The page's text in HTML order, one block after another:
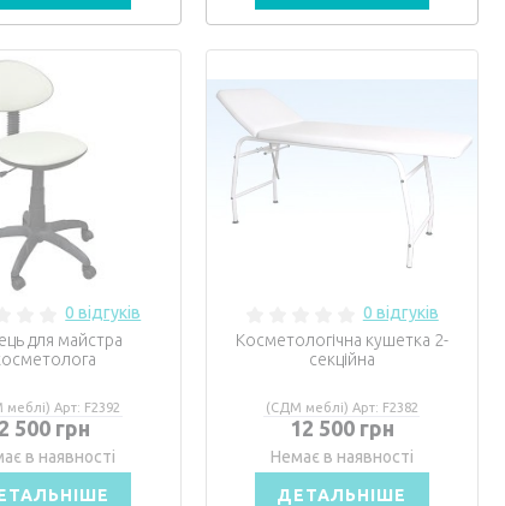
0 відгуків
для майстра
Арт: F2392
2 500 грн
в наявності
0 відгуків
Косметологічна кушетка 2-
секційна
(СДМ меблі) Арт: F2382
12 500 грн
Немає в наявності
ДЕТАЛЬНІШЕ